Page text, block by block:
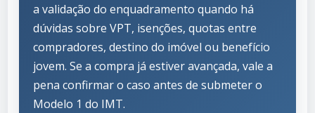
a validação do enquadramento quando há
dúvidas sobre VPT, isenções, quotas entre
compradores, destino do imóvel ou benefício
jovem. Se a compra já estiver avançada, vale a
pena confirmar o caso antes de submeter o
Modelo 1 do IMT.